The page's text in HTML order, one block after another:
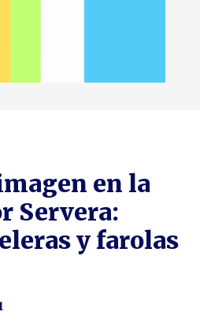
en la
Servera:
y farolas